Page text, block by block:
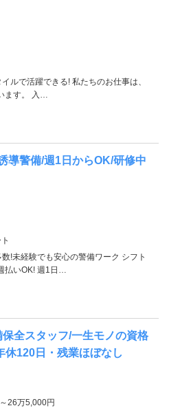
ルで活躍できる! 私たちのお仕事は、
ます。 入…
導警備/週1日からOK/研修中
!未経験でも安心の警備ワーク シフト
払いOK! 週1日…
全スタッフ/一生モノの資格
休120日・残業ほぼなし
26万5,000円